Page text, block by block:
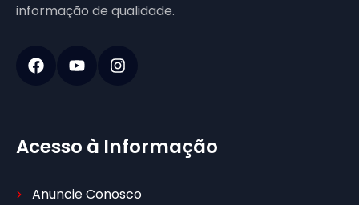
informação de qualidade.
Acesso à Informação
Anuncie Conosco